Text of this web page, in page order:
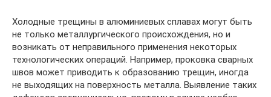
Холодные трещины в алюминиевых сплавах могут быть
не только металлургического происхождения, но и
возникать от не­правильного применения некоторых
технологических операций. Например, проковка сварных
швов может приводить к образова­нию трещин, иногда
не выходящих на поверхность металла. Выяв­ление таких